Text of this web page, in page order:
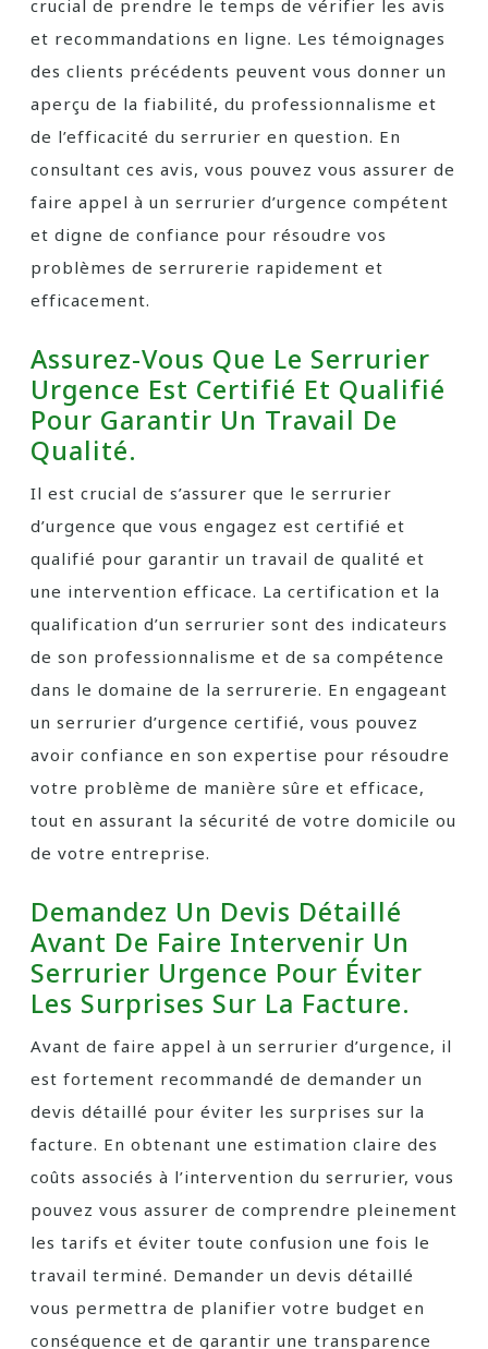
crucial de prendre le temps de vérifier les avis
et recommandations en ligne. Les témoignages
des clients précédents peuvent vous donner un
aperçu de la fiabilité, du professionnalisme et
de l’efficacité du serrurier en question. En
consultant ces avis, vous pouvez vous assurer de
faire appel à un serrurier d’urgence compétent
et digne de confiance pour résoudre vos
problèmes de serrurerie rapidement et
efficacement.
Assurez-Vous Que Le Serrurier
Urgence Est Certifié Et Qualifié
Pour Garantir Un Travail De
Qualité.
Il est crucial de s’assurer que le serrurier
d’urgence que vous engagez est certifié et
qualifié pour garantir un travail de qualité et
une intervention efficace. La certification et la
qualification d’un serrurier sont des indicateurs
de son professionnalisme et de sa compétence
dans le domaine de la serrurerie. En engageant
un serrurier d’urgence certifié, vous pouvez
avoir confiance en son expertise pour résoudre
votre problème de manière sûre et efficace,
tout en assurant la sécurité de votre domicile ou
de votre entreprise.
Demandez Un Devis Détaillé
Avant De Faire Intervenir Un
Serrurier Urgence Pour Éviter
Les Surprises Sur La Facture.
Avant de faire appel à un serrurier d’urgence, il
est fortement recommandé de demander un
devis détaillé pour éviter les surprises sur la
facture. En obtenant une estimation claire des
coûts associés à l’intervention du serrurier, vous
pouvez vous assurer de comprendre pleinement
les tarifs et éviter toute confusion une fois le
travail terminé. Demander un devis détaillé
vous permettra de planifier votre budget en
conséquence et de garantir une transparence